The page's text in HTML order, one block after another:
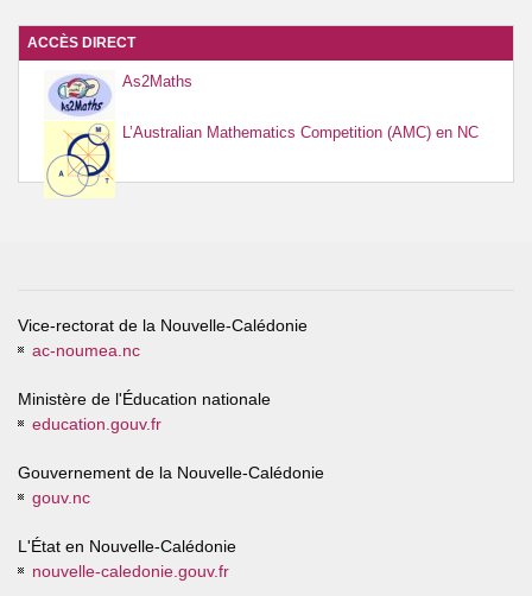
ACCÈS DIRECT
As2Maths
L’Australian Mathematics Competition (AMC) en NC
Vice-rectorat de la Nouvelle-Calédonie
ac-noumea.nc
Ministère de l'Éducation nationale
education.gouv.fr
Gouvernement de la Nouvelle-Calédonie
gouv.nc
L'État en Nouvelle-Calédonie
nouvelle-caledonie.gouv.fr